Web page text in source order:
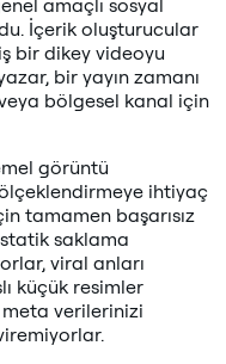
amaçlı sosyal
İçerik oluşturucular
bir dikey videoyu
bir yayın zamanı
bölgesel kanal için
görüntü
ihtiyaç
tamamen başarısız
saklama
viral anları
küçük resimler
verilerinizi